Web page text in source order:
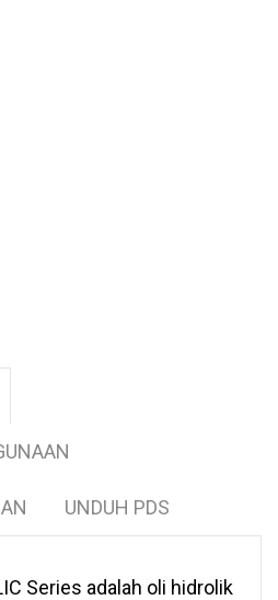
UNDUH PDS
Series adalah oli hidrolik